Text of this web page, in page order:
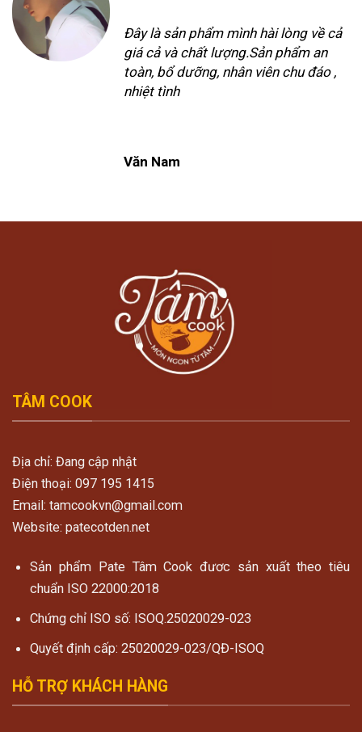
Đây là sản phẩm mình hài lòng về cả
giá cả và chất lượng.Sản phẩm an
toàn, bổ dưỡng, nhân viên chu đáo ,
nhiệt tình
Văn Nam
TÂM COOK
Địa chỉ: Đang cập nhật
Điện thoại: 097 195 1415
Email: tamcookvn@gmail.com
Website: patecotden.net
Sản phẩm Pate Tâm Cook đươc sản xuất theo tiêu
chuẩn ISO 22000:2018
Chứng chỉ ISO số: ISOQ.25020029-023
Quyết định cấp: 25020029-023/QĐ-ISOQ
HỖ TRỢ KHÁCH HÀNG